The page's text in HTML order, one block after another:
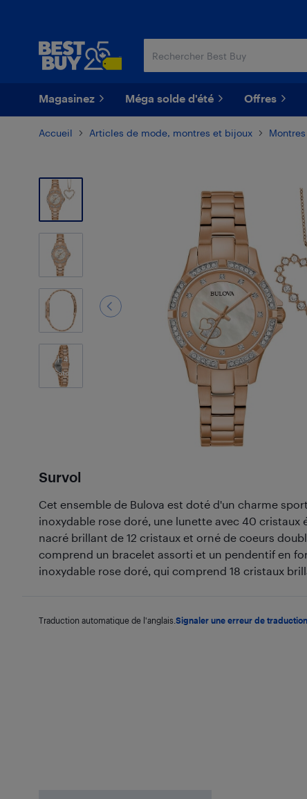
Magasinez Méga solde d'été Offres
Accueil Articles de mode, montres et bijoux Montres
4
Photos
Survol
Cet ensemble de Bulova est doté d'un charme
inoxydable rose doré, une lunette avec 40 cristaux
nacré brillant de 12 cristaux et orné de coeurs
comprend un bracelet assorti et un pendentif en
inoxydable rose doré, qui comprend 18 cristaux
Traduction automatique de l'anglais. Signaler une erreur de traduction